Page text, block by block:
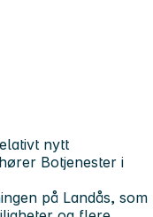
nytt
Botjenester i
på Landås, som